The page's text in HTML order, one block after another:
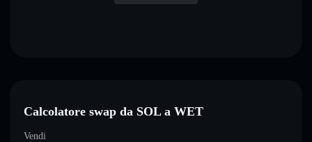
Calcolatore swap da SOL a WET
Vendi